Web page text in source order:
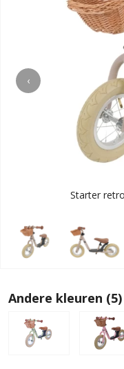
‹
Starter
Andere kleuren (5)